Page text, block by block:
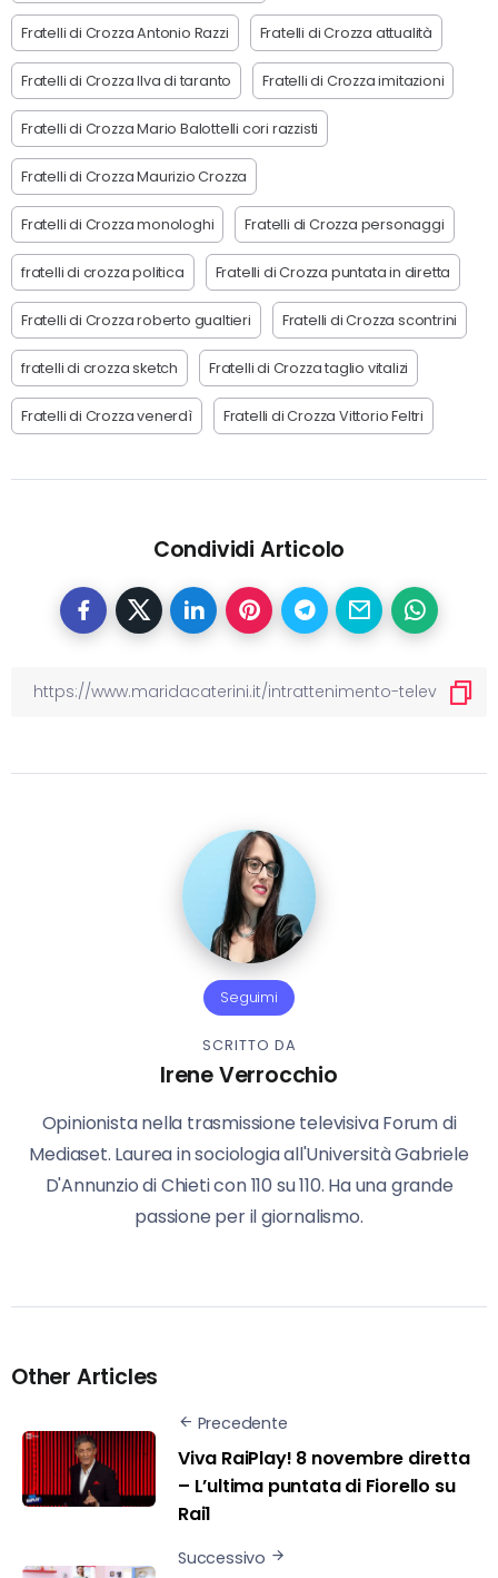
Fratelli di Crozza Antonio Razzi Fratelli di Crozza attualità
Fratelli di Crozza Ilva di taranto Fratelli di Crozza imitazioni
Fratelli di Crozza Mario Balottelli cori razzisti
Fratelli di Crozza Maurizio Crozza
Fratelli di Crozza monologhi Fratelli di Crozza personaggi
fratelli di crozza politica Fratelli di Crozza puntata in diretta
Fratelli di Crozza roberto gualtieri Fratelli di Crozza scontrini
fratelli di crozza sketch Fratelli di Crozza taglio vitalizi
Fratelli di Crozza venerdì Fratelli di Crozza Vittorio Feltri
Condividi Articolo
Seguimi
SCRITTO DA
Irene Verrocchio
Opinionista nella trasmissione televisiva Forum di
Mediaset. Laurea in sociologia all'Università Gabriele
D'Annunzio di Chieti con 110 su 110. Ha una grande
passione per il giornalismo.
Other Articles
Precedente
Viva RaiPlay! 8 novembre diretta
– L’ultima puntata di Fiorello su
Rai1
Successivo